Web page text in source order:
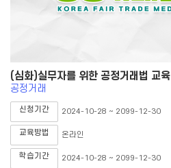
(심화)실무자를 위한 공정거래법 교육
공정거래
신청기간 2024-10-28 ~ 2099-12-30
교육방법 온라인
학습기간 2024-10-28 ~ 2099-12-30